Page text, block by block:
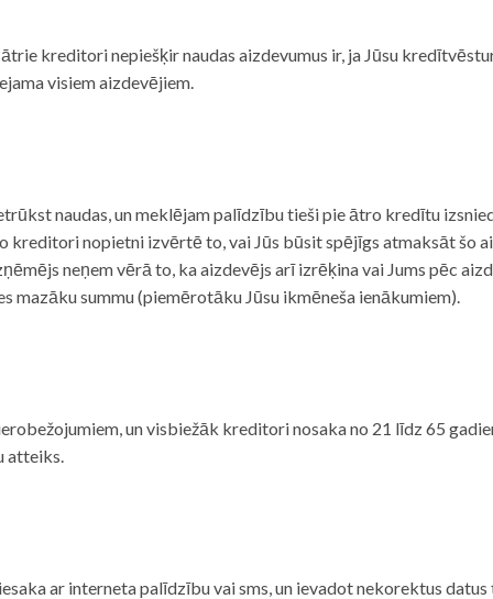
kreditori nepiešķir naudas aizdevumus ir, ja Jūsu
visiem aizdevējiem.
naudas, un meklējam palīdzību tieši pie ātro kredītu
nopietni izvērtē to, vai Jūs būsit spējīgs atmaksāt šo
neņem vērā to, ka aizdevējs arī izrēķina vai Jums pēc
mazāku summu (piemērotāku Jūsu ikmēneša ienākumiem).
un visbiežāk kreditori nosaka no 21 līdz 65
atteiks.
ar interneta palīdzību vai sms, un ievadot nekorektus